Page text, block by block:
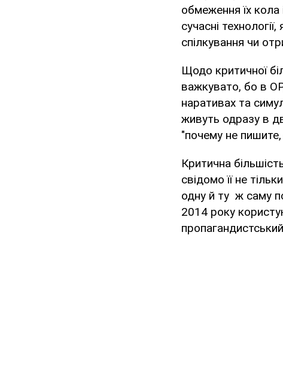
обмеження їх кола
сучасні
спілкування чи
Щодо критичної
важкувато, бо в
наративах та
живуть одразу в
"почему не
Критична
свідомо її не
одну й ту ж саму
2014 року